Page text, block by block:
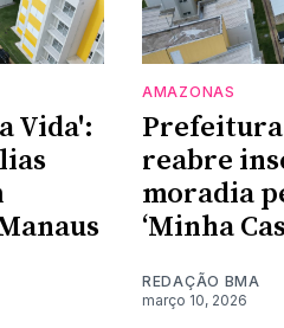
Vida':
AMAZONAS
Prefeitura
reabre
moradia
‘Minha
REDAÇÃO BMA
março 10, 2026